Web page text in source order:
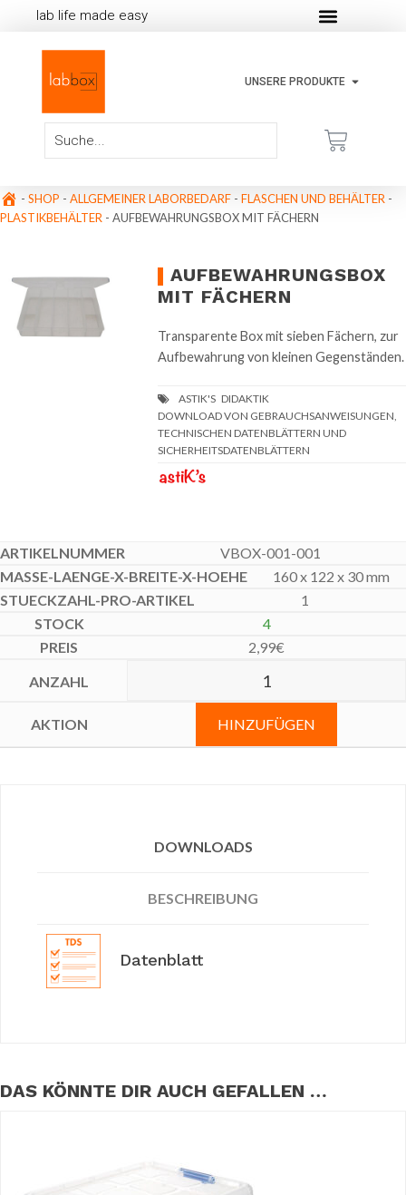
lab life made easy
UNSERE PRODUKTE
- SHOP - ALLGEMEINER LABORBEDARF - FLASCHEN UND BEHÄLTER -
PLASTIKBEHÄLTER - AUFBEWAHRUNGSBOX MIT FÄCHERN
AUFBEWAHRUNGSBOX
MIT FÄCHERN
Transparente Box mit sieben Fächern, zur
Aufbewahrung von kleinen Gegenständen.
DOWNLOAD VON GEBRAUCHSANWEISUNGEN,
TECHNISCHEN DATENBLÄTTERN UND
SICHERHEITSDATENBLÄTTERN
VBOX-001-001
160 x 122 x 30 mm
1
4
2,99€
HINZUFÜGEN
DOWNLOADS
BESCHREIBUNG
Datenblatt
DAS KÖNNTE DIR AUCH GEFALLEN …